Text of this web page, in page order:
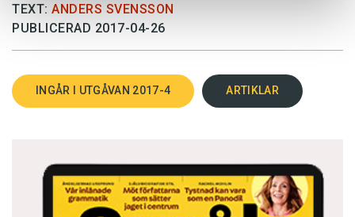
TEXT: ANDERS SVENSSON
PUBLICERAD 2017-04-26
INGÅR I UTGÅVAN 2017-4 ARTIKLAR